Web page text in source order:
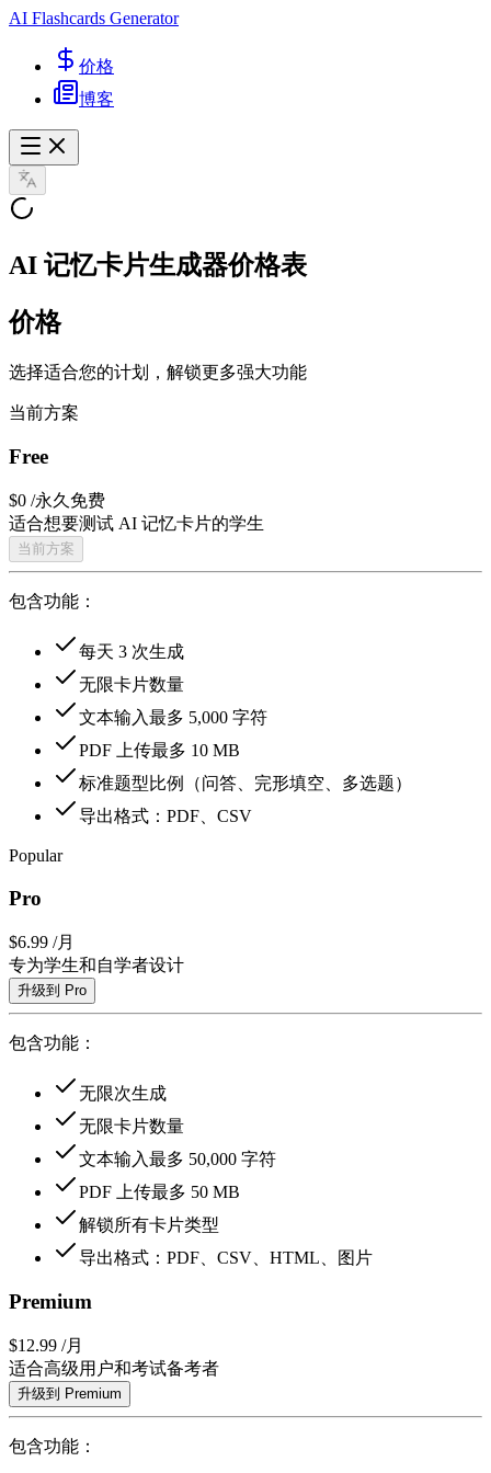
AI Flashcards Generator
价格
博客
AI 记忆卡片生成器价格表
价格
选择适合您的计划，解锁更多强大功能
当前方案
Free
$0 /永久免费
适合想要测试 AI 记忆卡片的学生
当前方案
包含功能：
每天 3 次生成
无限卡片数量
文本输入最多 5,000 字符
PDF 上传最多 10 MB
标准题型比例（问答、完形填空、多选题）
导出格式：PDF、CSV
Popular
Pro
$6.99 /月
专为学生和自学者设计
升级到 Pro
包含功能：
无限次生成
无限卡片数量
文本输入最多 50,000 字符
PDF 上传最多 50 MB
解锁所有卡片类型
导出格式：PDF、CSV、HTML、图片
Premium
$12.99 /月
适合高级用户和考试备考者
升级到 Premium
包含功能：